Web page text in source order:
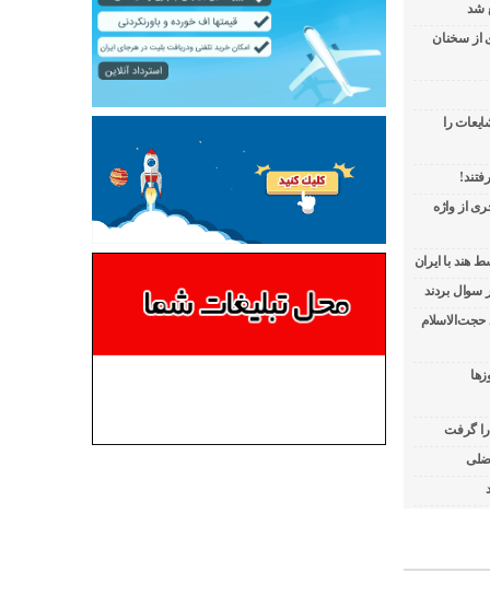
شد
از سخنان
را
از واژه
هند با ایران
حجت‌الاسلام
را گرفت